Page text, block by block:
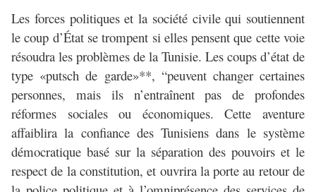
Les forces politiques et la société civile qui soutiennent
le coup d’État se trompent si elles pensent que cette voie
résoudra les problèmes de la Tunisie. Les coups d’état de
type «putsch de garde»**, “peuvent changer certaines
personnes, mais ils n’entraînent pas de profondes
réformes sociales ou économiques. Cette aventure
affaiblira la confiance des Tunisiens dans le système
démocratique basé sur la séparation des pouvoirs et le
respect de la constitution, et ouvrira la porte au retour de